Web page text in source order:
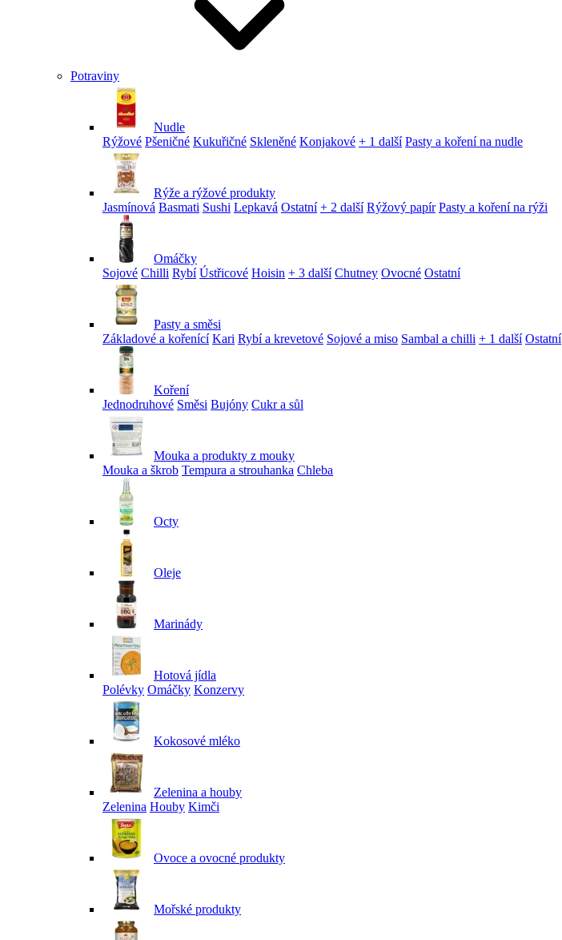
Potraviny
Nudle
Rýžové Pšeničné Kukuřičné Skleněné Konjakové + 1 další Pasty a koření na nudle
Rýže a rýžové produkty
Jasmínová Basmati Sushi Lepkavá Ostatní + 2 další Rýžový papír Pasty a koření na rýži
Omáčky
Sojové Chilli Rybí Ústřicové Hoisin + 3 další Chutney Ovocné Ostatní
Pasty a směsi
Základové a kořenící Kari Rybí a krevetové Sojové a miso Sambal a chilli + 1 další Ostatní
Koření
Jednodruhové Směsi Bujóny Cukr a sůl
Mouka a produkty z mouky
Mouka a škrob Tempura a strouhanka Chleba
Octy
Oleje
Marinády
Hotová jídla
Polévky Omáčky Konzervy
Kokosové mléko
Zelenina a houby
Zelenina Houby Kimči
Ovoce a ovocné produkty
Mořské produkty